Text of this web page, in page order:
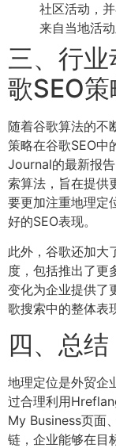
社区活动，
来自当地活动
三、行
歌SEO
随着谷歌算法的不
策略在谷歌SEO中
Journal的最新报
索算法，旨在提供
要更加注重地理定
好的SEO表现。
此外，谷歌还加大
度，包括推出了更
变化为企业提供了
歌搜索中的整体表
四、总结
地理定位是外贸企
过合理利用
My Business页面
链，企业能够在目